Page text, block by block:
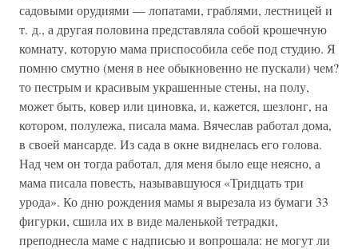
садовыми орудиями — лопатами, граблями, лестницей и
т. д., а другая половина представляла собой крошечную
комнату, которую мама приспособила себе под студию. Я
помню смутно (меня в нее обыкновенно не пускали) чем?
то пестрым и красивым украшенные стены, на полу,
может быть, ковер или циновка, и, кажется, шезлонг, на
котором, полулежа, писала мама. Вячеслав работал дома,
в своей мансарде. Из сада в окне виднелась его голова.
Над чем он тогда работал, для меня было еще неясно, а
мама писала повесть, называвшуюся «Тридцать три
урода». Ко дню рождения мамы я вырезала из бумаги 33
фигурки, сшила их в виде маленькой тетрадки,
преподнесла маме с надписью и вопрошала: не могут ли